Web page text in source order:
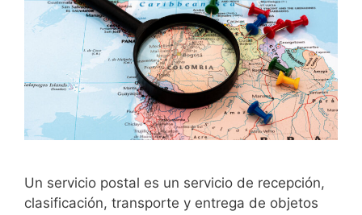
Un servicio postal es un servicio de recepción,
clasificación, transporte y entrega de objetos